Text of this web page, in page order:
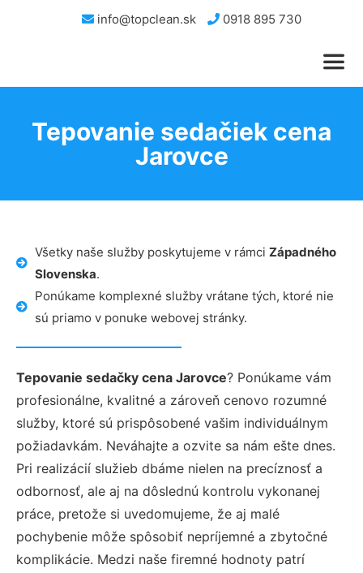
info@topclean.sk 0918 895 730
Tepovanie sedačiek cena
Jarovce
Všetky naše služby poskytujeme v rámci Západného
Slovenska.
Ponúkame komplexné služby vrátane tých, ktoré nie
sú priamo v ponuke webovej stránky.
Tepovanie sedačky cena Jarovce? Ponúkame vám
profesionálne, kvalitné a zároveň cenovo rozumné
služby, ktoré sú prispôsobené vašim individuálnym
požiadavkám. Neváhajte a ozvite sa nám ešte dnes.
Pri realizácií služieb dbáme nielen na precíznosť a
odbornosť, ale aj na dôslednú kontrolu vykonanej
práce, pretože si uvedomujeme, že aj malé
pochybenie môže spôsobiť nepríjemné a zbytočné
komplikácie. Medzi naše firemné hodnoty patrí